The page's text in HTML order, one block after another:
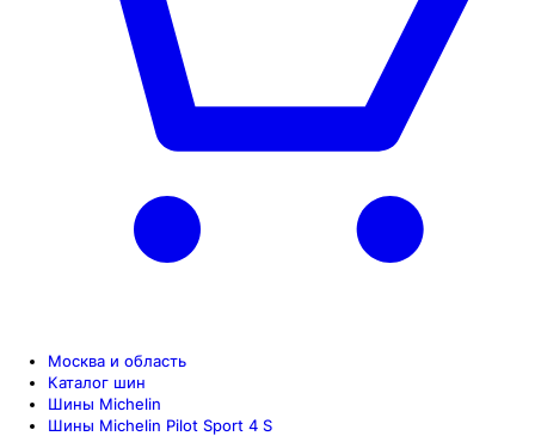
Москва и область
Каталог шин
Шины Michelin
Шины Michelin Pilot Sport 4 S